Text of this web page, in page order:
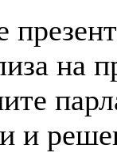
на
и